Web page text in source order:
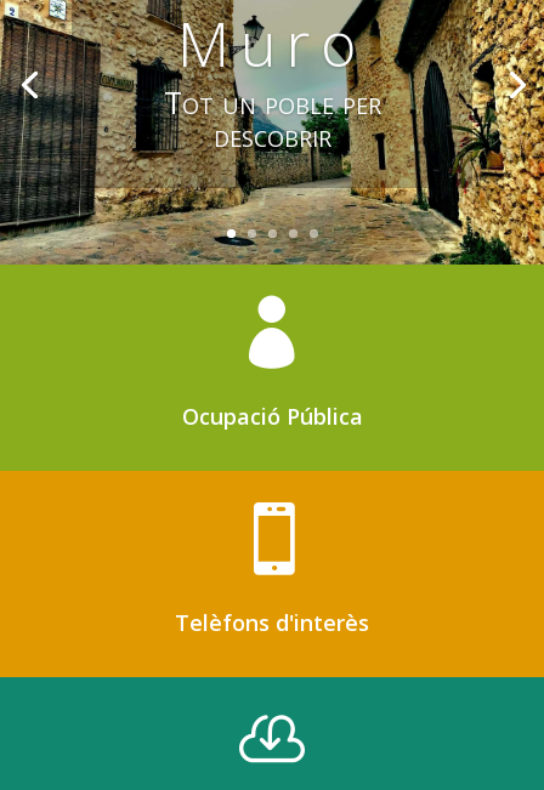
Muro
Tot un poble per
descobrir

Ocupació Pública

Telèfons d'interès
